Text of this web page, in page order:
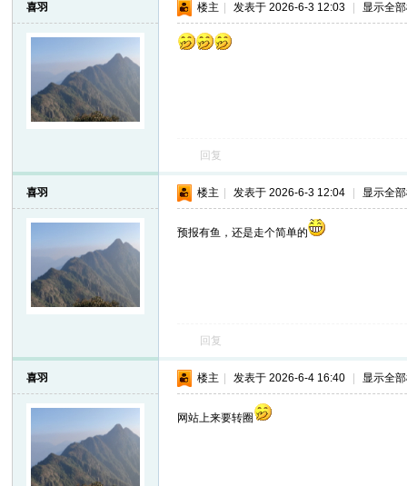
喜羽 楼主 发表于 2026-6-3 12:03 显示全
回复
喜羽 楼主 发表于 2026-6-3 12:04 显示全
预报有鱼，还是走个简单的
回复
喜羽 楼主 发表于 2026-6-4 16:40 显示全
网站上来要转圈